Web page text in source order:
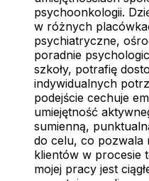
psychoonkologii.
w różnych
psychiatryczne,
poradnie
szkoły, potrafię
indywidualnych
podejście cechuje
umiejętność
sumienną,
do celu, co pozwala
klientów w procesie
mojej pracy jest